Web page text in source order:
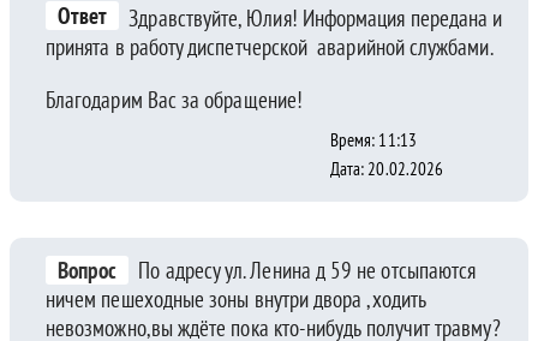
Ответ
Здравствуйте, Юлия! Информация передана и
принята в работу диспетчерской аварийной службами.
Благодарим Вас за обращение!
Время: 11:13
Дата: 20.02.2026
Вопрос
По адресу ул. Ленина д 59 не отсыпаются
ничем пешеходные зоны внутри двора ,ходить
невозможно,вы ждёте пока кто-нибудь получит травму?